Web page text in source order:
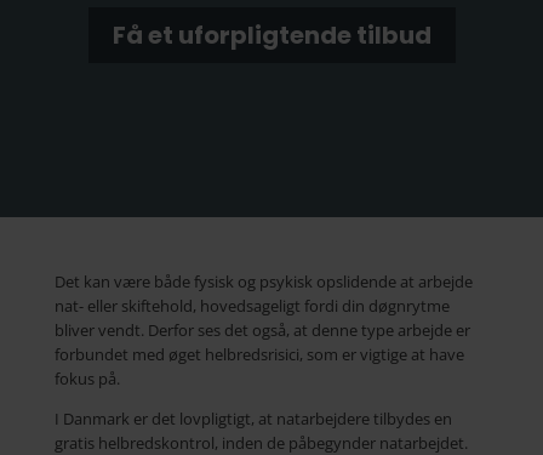
Få et uforpligtende tilbud
​Det kan være både fysisk og psykisk opslidende at arbejde
nat- eller skiftehold, hovedsageligt fordi din døgnrytme
bliver vendt. Derfor ses det også, at denne type arbejde er
forbundet med øget helbredsrisici, som er vigtige at have
fokus på.
I Danmark er det lovpligtigt, at natarbejdere tilbydes en
gratis helbredskontrol, inden de påbegynder natarbejdet.